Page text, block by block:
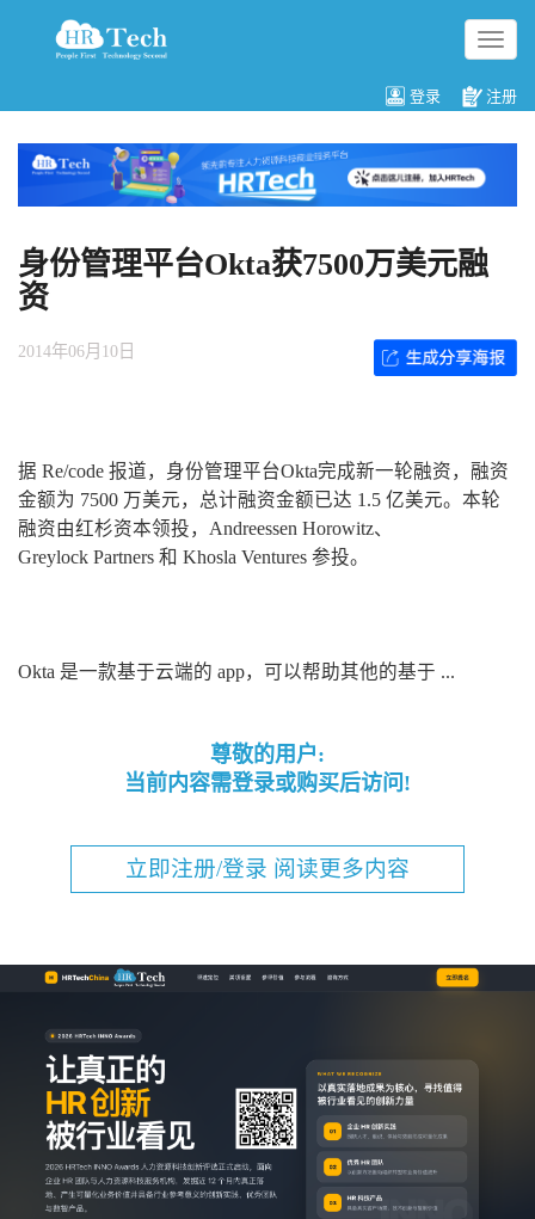
切
换
航
登录 注册
身份管理平台Okta获7500万美元融
资
2014年06月10日
据 Re/code 报道，身份管理平台Okta完成新一轮融资，融资
金额为 7500 万美元，总计融资金额已达 1.5 亿美元。本轮
融资由红杉资本领投，Andreessen Horowitz、
Greylock Partners 和 Khosla Ventures 参投。
Okta 是一款基于云端的 app，可以帮助其他的基于 ...
尊敬的用户:
当前内容需登录或购买后访问!
立即注册/登录 阅读更多内容